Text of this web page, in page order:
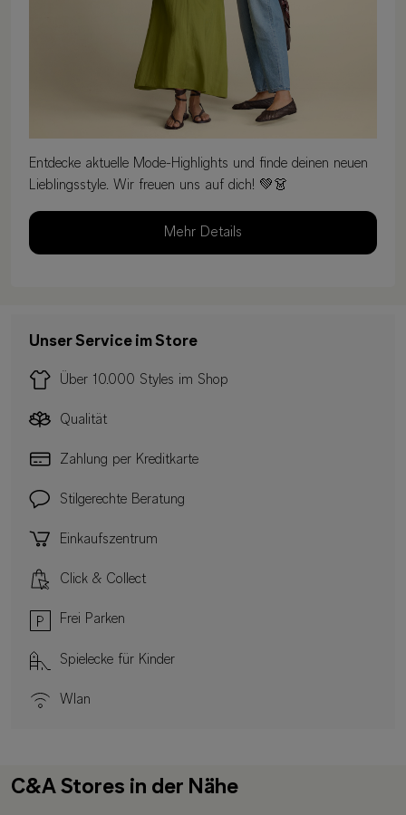
Entdecke aktuelle Mode-Highlights und finde deinen neuen
Lieblingsstyle. Wir freuen uns auf dich! 💚👗
Mehr Details
Unser Service im Store
Über 10.000 Styles im Shop
Qualität
Zahlung per Kreditkarte
Stilgerechte Beratung
Einkaufszentrum
Click & Collect
Frei Parken
Spielecke für Kinder
Wlan
C&A Stores in der Nähe